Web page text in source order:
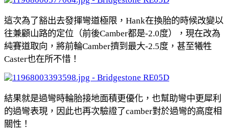
這次為了豁出去發揮彎道極限，Hank在換胎的時候改變以
往兼顧山路的定位（前後Camber都是-2.0度），現在改為
純賽道取向，將前輪Camber擠到最大-2.5度，甚至犧牲
Caster也在所不惜！
結果就是過彎時輪胎接地面積更優化，也幫助彎中更犀利
的過彎表現，因此也再次驗證了camber對於過彎的高度相
關性！